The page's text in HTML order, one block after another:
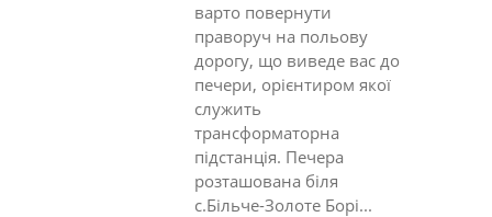
варто повернути
праворуч на польову
дорогу, що виведе вас до
печери, орієнтиром якої
служить
трансформаторна
підстанція. Печера
розташована біля
с.Більче-Золоте Борі...